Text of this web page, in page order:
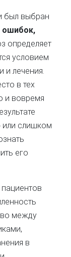
выбран
ошибок,
определяет
условием
лечения.
в тех
и вовремя
или слишком
его
между
в